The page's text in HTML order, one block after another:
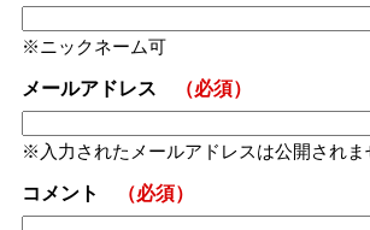
ニックネーム可
メールアドレス （必須）
入力されたメールアドレスは公開されま
コメント （必須）